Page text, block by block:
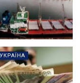
УКРАЇНА